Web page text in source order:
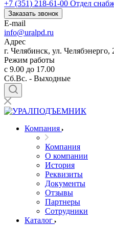
+7 (351) 218-61-00 Отдел
Заказать звонок
E-mail
info@uralpd.ru
Адрес
г. Челябинск, ул. Челябэнерго,
Режим работы
с 9.00 до 17.00
Сб.Вс. - Выходные
Компания
Компания
О компании
История
Реквизиты
Документы
Отзывы
Партнеры
Сотрудники
Каталог